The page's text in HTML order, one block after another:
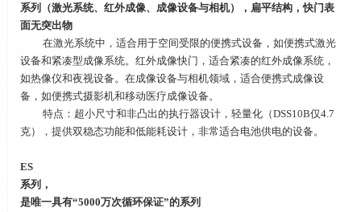
系列（激光系统、红外成像、成像设备与相机），扁平结构，快门表
面无突出物
在激光系统中，适合用于空间受限的便携式设备，如便携式激光
设备和紧凑型成像系统。红外成像快门，适合紧凑的红外成像系统，
如热像仪和夜视设备。在成像设备与相机领域，适合便携式成像设
备，如便携式摄影机和移动医疗成像设备。
特点：超小尺寸和非凸出的执行器设计，轻量化（DSS10B仅4.7
克），提供双稳态功能和低能耗设计，非常适合电池供电的设备。
ES
系列，
是唯一具有“5000万次循环保证”的系列